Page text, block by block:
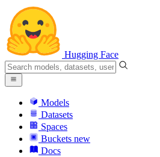
Hugging Face
Models
Datasets
Spaces
Buckets new
Docs